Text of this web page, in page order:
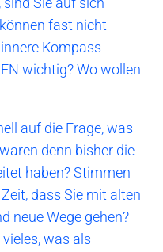
fast nicht
Kompass
wichtig? Wo wollen
auf die Frage, was
denn bisher die
haben? Stimmen
dass Sie mit alten
neue Wege gehen?
was als